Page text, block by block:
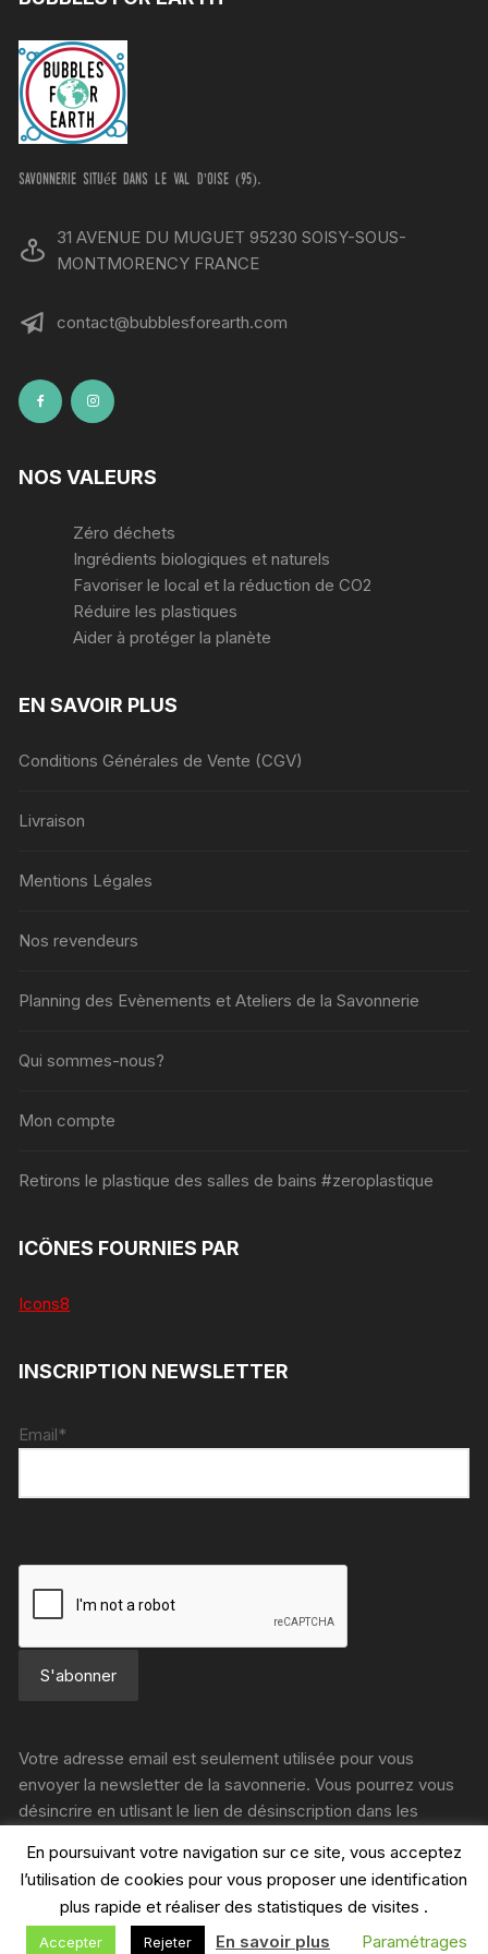
savonnerie située dans le val d'oise (95).
31 AVENUE DU MUGUET 95230 SOISY-SOUS-
MONTMORENCY FRANCE
contact@bubblesforearth.com
NOS VALEURS
Zéro déchets
Ingrédients biologiques et naturels
Favoriser le local et la réduction de CO2
Réduire les plastiques
Aider à protéger la planète
EN SAVOIR PLUS
Conditions Générales de Vente (CGV)
Livraison
Mentions Légales
Nos revendeurs
Planning des Evènements et Ateliers de la Savonnerie
Qui sommes-nous?
Mon compte
Retirons le plastique des salles de bains #zeroplastique
ICÔNES FOURNIES PAR
Icons8
INSCRIPTION NEWSLETTER
Email*
Votre adresse email est seulement utilisée pour vous
envoyer la newsletter de la savonnerie. Vous pourrez vous
désincrire en utlisant le lien de désinscription dans les
En poursuivant votre navigation sur ce site, vous acceptez
l’utilisation de cookies pour vous proposer une identification
plus rapide et réaliser des statistiques de visites .
Accepter Rejeter En savoir plus Paramétrages